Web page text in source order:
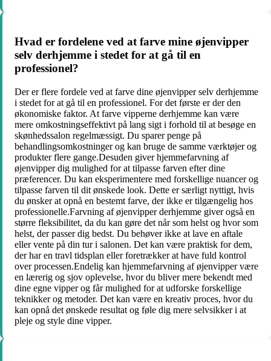
Hvad er fordelene ved at farve mine øjenvipper
selv derhjemme i stedet for at gå til en
professionel?
Der er flere fordele ved at farve dine øjenvipper selv derhjemme
i stedet for at gå til en professionel. For det første er der den
økonomiske faktor. At farve vipperne derhjemme kan være
mere omkostningseffektivt på lang sigt i forhold til at besøge en
skønhedssalon regelmæssigt. Du sparer penge på
behandlingsomkostninger og kan bruge de samme værktøjer og
produkter flere gange.Desuden giver hjemmefarvning af
øjenvipper dig mulighed for at tilpasse farven efter dine
præferencer. Du kan eksperimentere med forskellige nuancer og
tilpasse farven til dit ønskede look. Dette er særligt nyttigt, hvis
du ønsker at opnå en bestemt farve, der ikke er tilgængelig hos
professionelle.Farvning af øjenvipper derhjemme giver også en
større fleksibilitet, da du kan gøre det når som helst og hvor som
helst, der passer dig bedst. Du behøver ikke at lave en aftale
eller vente på din tur i salonen. Det kan være praktisk for dem,
der har en travl tidsplan eller foretrækker at have fuld kontrol
over processen.Endelig kan hjemmefarvning af øjenvipper være
en lærerig og sjov oplevelse, hvor du bliver mere bekendt med
dine egne vipper og får mulighed for at udforske forskellige
teknikker og metoder. Det kan være en kreativ proces, hvor du
kan opnå det ønskede resultat og føle dig mere selvsikker i at
pleje og style dine vipper.